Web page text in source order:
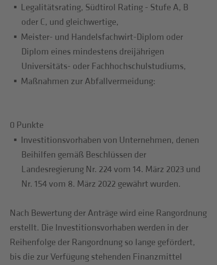
Legalitätsrating, Südtirol Rating - Stufe A, B
oder C, und gleichwertige,
Meister- und Handelsfachwirt-Diplom oder
Diplom eines mindestens dreijährigen
Universitäts- oder Fachhochschulstudiums,
Maßnahmen zur Abfallvermeidung:
0 Punkte
Investitionsvorhaben von Unternehmen, denen
Beihilfen gemäß Beschlüssen der
Landesregierung Nr. 224 vom 14. März 2023 und
Nr. 154 vom 8. März 2022 gewährt wurden.
Nach Bewertung der Anträge wird eine Rangordnung
erstellt. Die Investitionsvorhaben werden in der
Reihenfolge der Rangordnung so lange gefördert,
bis die zur Verfügung stehenden Finanzmittel